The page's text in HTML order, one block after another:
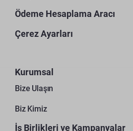
Ödeme Hesaplama Aracı
Çerez Ayarları
Kurumsal
Bize Ulaşın
Biz Kimiz
İş Birlikleri ve Kampanyalar